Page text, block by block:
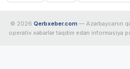
© 2026 Qerbxeber.com — Azərbaycanın
operativ xəbərlər təqdim edən informasiya